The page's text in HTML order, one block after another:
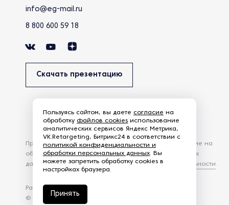
info@eg-mail.ru
8 800 600 59 18
Скачать презентацию
Разработка сайта —
© 2026 – Eurasia Group. Все права защищены
Продолжая использовать наш сайт, вы даете согласие на
обработку файлов Cookies и других пользовательских
данных, в соответствии сПолитикой конфиденциальности.
Пользуясь сайтом, вы даете согласие на
обработку файлов cookies использование
аналитических сервисов Яндекс Метрика,
VK.Retargeting, Битрикс24 в соответствии с
политикой конфиденциальности и
обработки персональных данных. Вы
можете запретить обработку cookies в
настройках браузера.
Принять